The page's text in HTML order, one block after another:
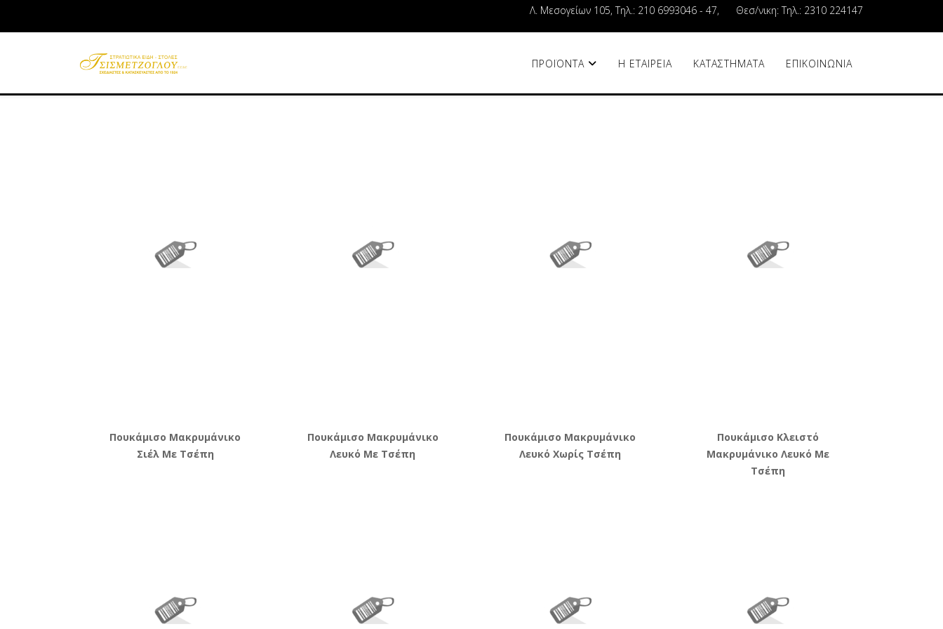
Λ. Μεσογείων 105, Τηλ.: 210 6993046 - 47, Θεσ/νικη: Τηλ.: 2310 224147
ΠΡΟΪΟΝΤΑ Η ΕΤΑΙΡΕΙΑ ΚΑΤΑΣΤΗΜΑΤΑ ΕΠΙΚΟΙΝΩΝΙΑ
Πουκάμισο Μακρυμάνικο
Σιέλ Με Τσέπη
Πουκάμισο Μακρυμάνικο
Λευκό Με Τσέπη
Πουκάμισο Μακρυμάνικο
Λευκό Χωρίς Τσέπη
Πουκάμισο Κλειστό
Μακρυμάνικο Λευκό Με
Τσέπη